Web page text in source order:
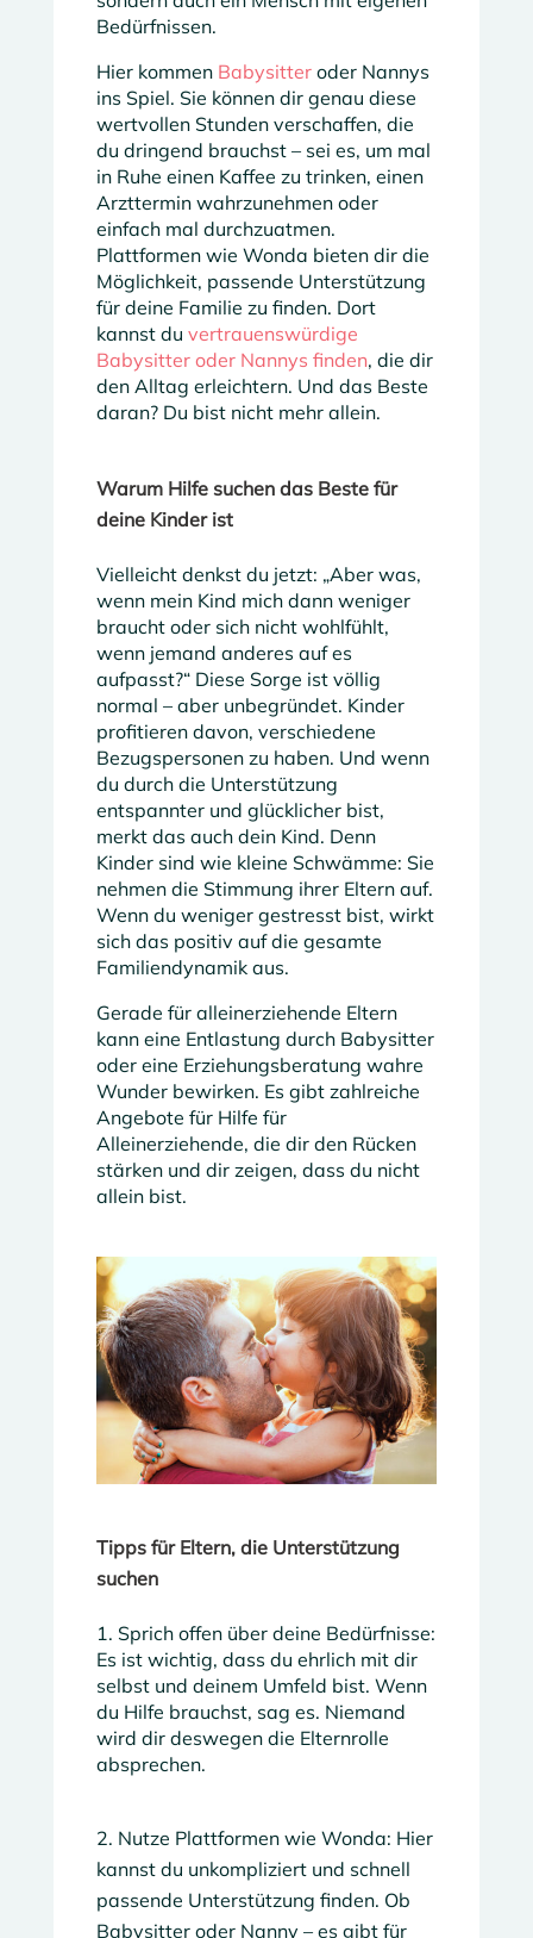
Bedürfnissen.
Hier kommen Babysitteroder Nannys
ins Spiel. Sie können dir genau diese
wertvollen Stunden verschaffen, die
du dringend brauchst – sei es, um mal
in Ruhe einen Kaffee zu trinken, einen
Arzttermin wahrzunehmen oder
einfach mal durchzuatmen.
Plattformen wie Wonda bieten dir die
Möglichkeit, passende Unterstützung
für deine Familie zu finden. Dort
kannst du vertrauenswürdige
Babysitter oder Nannys finden, die dir
den Alltag erleichtern. Und das Beste
daran? Du bist nicht mehr allein.
Warum Hilfe suchen das Beste für
deine Kinder ist
Vielleicht denkst du jetzt: „Aber was,
wenn mein Kind mich dann weniger
braucht oder sich nicht wohlfühlt,
wenn jemand anderes auf es
aufpasst?“ Diese Sorge ist völlig
normal – aber unbegründet. Kinder
profitieren davon, verschiedene
Bezugspersonen zu haben. Und wenn
du durch die Unterstützung
entspannter und glücklicher bist,
merkt das auch dein Kind. Denn
Kinder sind wie kleine Schwämme: Sie
nehmen die Stimmung ihrer Eltern auf.
Wenn du weniger gestresst bist, wirkt
sich das positiv auf die gesamte
Familiendynamik aus.
Gerade für alleinerziehende Eltern
kann eine Entlastung durch Babysitter
oder eine Erziehungsberatung wahre
Wunder bewirken. Es gibt zahlreiche
Angebote für Hilfe für
Alleinerziehende, die dir den Rücken
stärken und dir zeigen, dass du nicht
allein bist.
Tipps für Eltern, die Unterstützung
suchen
1. Sprich offen über deine Bedürfnisse:
Es ist wichtig, dass du ehrlich mit dir
selbst und deinem Umfeld bist. Wenn
du Hilfe brauchst, sag es. Niemand
wird dir deswegen die Elternrolle
absprechen.
Nutze Plattformen wie Wonda: Hier
kannst du unkompliziert und schnell
passende Unterstützung finden. Ob
Babysitter oder Nanny – es gibt für